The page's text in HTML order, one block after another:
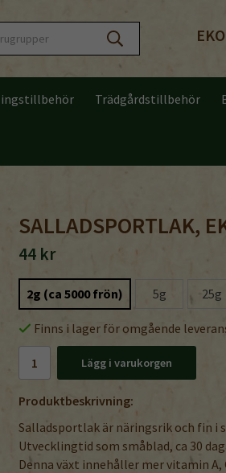
Trädgårdstillbehör
SALLADSPORTLAK,
44 kr
2g (ca 5000 frön) 5g 25g
Finns i lager för omgående
Lägg i varukorgen
Produktbeskrivning:
Salladsportlak är näringsrik och fin i
Utvecklingtid som småblad, ca 30
Denna växt innehåller mer vitamin